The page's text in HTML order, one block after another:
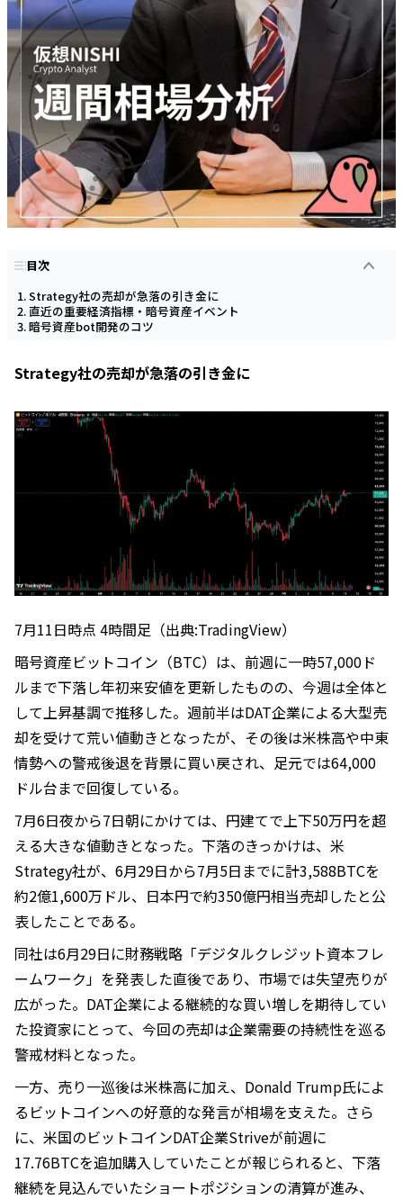
目次
Strategy社の売却が急落の引き金に
直近の重要経済指標・暗号資産イベント
暗号資産bot開発のコツ
Strategy社の売却が急落の引き金に
7月11日時点 4時間足（出典:TradingView）
暗号資産ビットコイン（BTC）は、前週に一時57,000ド
ルまで下落し年初来安値を更新したものの、今週は全体と
して上昇基調で推移した。週前半はDAT企業による大型売
却を受けて荒い値動きとなったが、その後は米株高や中東
情勢への警戒後退を背景に買い戻され、足元では64,000
ドル台まで回復している。
7月6日夜から7日朝にかけては、円建てで上下50万円を超
える大きな値動きとなった。下落のきっかけは、米
Strategy社が、6月29日から7月5日までに計3,588BTCを
約2億1,600万ドル、日本円で約350億円相当売却したと公
表したことである。
同社は6月29日に財務戦略「デジタルクレジット資本フレ
ームワーク」を発表した直後であり、市場では失望売りが
広がった。DAT企業による継続的な買い増しを期待してい
た投資家にとって、今回の売却は企業需要の持続性を巡る
警戒材料となった。
一方、売り一巡後は米株高に加え、Donald Trump氏によ
るビットコインへの好意的な発言が相場を支えた。さら
に、米国のビットコインDAT企業Striveが前週に
17.76BTCを追加購入していたことが報じられると、下落
継続を見込んでいたショートポジションの清算が進み、